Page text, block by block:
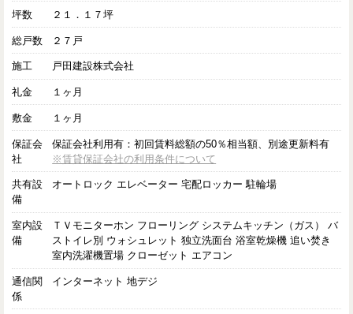
坪数 ２１．１７坪
総戸数 ２７戸
施工 戸田建設株式会社
礼金 １ヶ月
敷金 １ヶ月
保証会
社
保証会社利用有：初回賃料総額の50％相当額、別途更新料有
※賃貸保証会社の利用条件について
共有設
備
オートロック エレベーター 宅配ロッカー 駐輪場
室内設
備
ＴＶモニターホン フローリング システムキッチン（ガス） バ
ストイレ別 ウォシュレット 独立洗面台 浴室乾燥機 追い焚き
室内洗濯機置場 クローゼット エアコン
通信関
係
インターネット 地デジ